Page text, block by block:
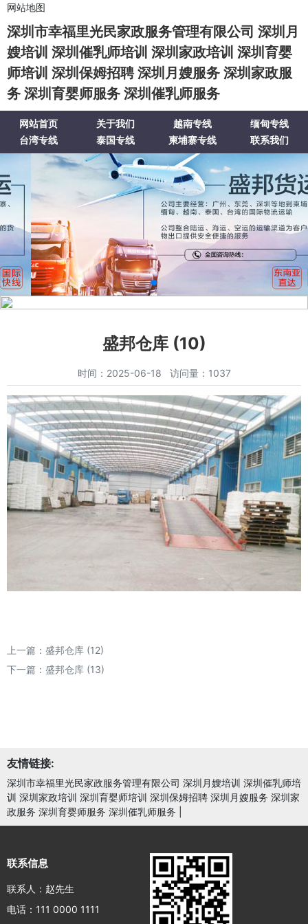
网站地图
深圳市幸福里光民家政服务管理有限公司 深圳月
嫂培训 深圳催乳师培训 深圳家政培训 深圳育婴
师培训 深圳保姆招聘 深圳月嫂服务 深圳家政服
务 深圳育婴师服务 深圳催乳师服务
网站首页 关于我们 越南专线
缅甸专线
台湾专线
泰国专线 柬埔寨专线 联系我们
盛邦仓库 (10)
时间：2025-06-18 访问量：1037
上一篇： 盛邦仓库 (12)
下一篇： 盛邦仓库 (13)
友情链接:
深圳市幸福里光民家政服务管理有限公司 深圳月嫂培训 深圳催乳师培
训 深圳家政培训 深圳育婴师培训 深圳保姆招聘 深圳月嫂服务 深圳家
政服务 深圳育婴师服务 深圳催乳师服务
联系信息
联系人：赵先生
电话：111 0000 1111